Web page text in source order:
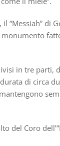
“Messiah” di
in tre parti,
di circa
del Coro